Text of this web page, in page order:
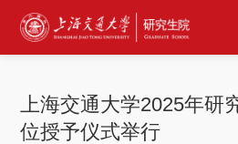
首页
招生工作
上海交通大学2025年研
位授予仪式举行